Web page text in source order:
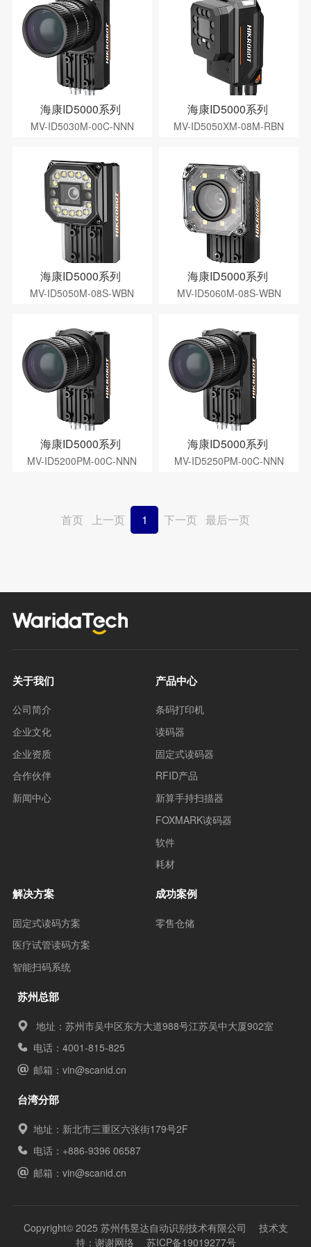
海康ID5000系列
MV-ID5030M-00C-NNN
海康ID5000系列
MV-ID5050XM-08M-RBN
海康ID5000系列
MV-ID5050M-08S-WBN
海康ID5000系列
MV-ID5060M-08S-WBN
海康ID5000系列
MV-ID5200PM-00C-NNN
海康ID5000系列
MV-ID5250PM-00C-NNN
首页 上一页 1 下一页 最后一页
关于我们
公司简介
企业文化
企业资质
合作伙伴
新闻中心
产品中心
条码打印机
读码器
固定式读码器
RFID产品
新算手持扫描器
FOXMARK读码器
软件
耗材
解决方案
固定式读码方案
医疗试管读码方案
智能扫码系统
成功案例
零售仓储
苏州总部
地址：苏州市吴中区东方大道988号江苏吴中大厦902室
电话：4001-815-825
邮箱： vin@scanid.cn
台湾分部
地址：新北市三重区六张街179号2F
电话：+886-9396 06587
邮箱： vin@scanid.cn
Copyright© 2025 苏州伟昱达自动识别技术有限公司 技术支
持： 谢谢网络 苏ICP备19019277号